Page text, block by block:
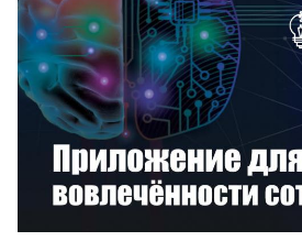
Смотреть проект